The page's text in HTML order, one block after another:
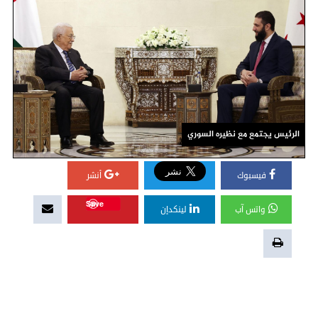
الرئيس يجتمع مع نظيره السوري
فيسبوك أنشر
واتس آب لينكدإن
Save